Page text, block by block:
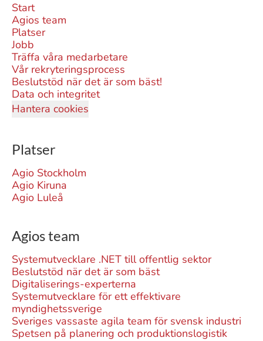
Start
Agios team
Platser
Jobb
Träffa våra medarbetare
Vår rekryteringsprocess
Beslutstöd när det är som bäst!
Data och integritet
Hantera cookies
Platser
Agio Stockholm
Agio Kiruna
Agio Luleå
Agios team
Systemutvecklare .NET till offentlig sektor
Beslutstöd när det är som bäst
Digitaliserings-experterna
Systemutvecklare för ett effektivare
myndighetssverige
Sveriges vassaste agila team för svensk industri
Spetsen på planering och produktionslogistik